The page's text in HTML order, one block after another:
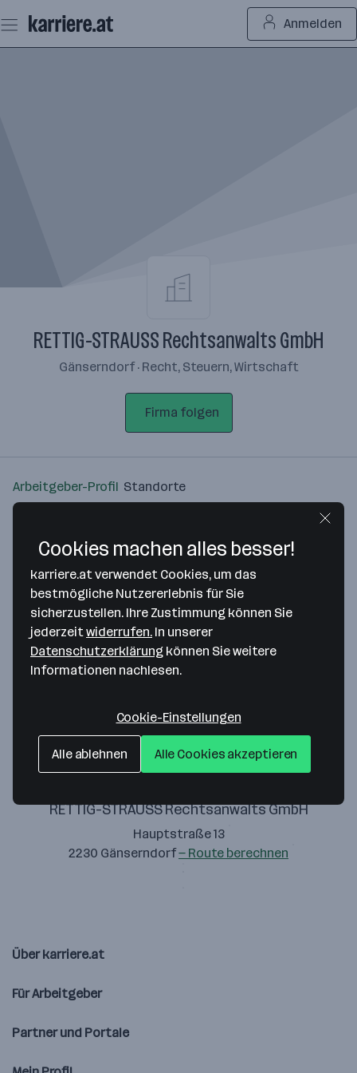
Seiteninhalt
springen
Anmelden
RETTIG-STRAUSS Rechtsanwalts GmbH
Gänserndorf · Recht, Steuern, Wirtschaft
Firma folgen
Arbeitgeber-Profil Standorte
Bitte stimme unseren Cookie-
Richtlinien zu, um diese Karte
anzuzeigen.
RETTIG-STRAUSS Rechtsanwalts GmbH
Hauptstraße 13
2230 Gänserndorf— Route berechnen
Über karriere.at
Für Arbeitgeber
Partner und Portale
Cookies machen alles besser!
karriere.at verwendet Cookies, um das
bestmögliche Nutzererlebnis für Sie
sicherzustellen. Ihre Zustimmung können Sie
jederzeitwiderrufen. In unserer
Datenschutzerklärung können Sie weitere
Informationen nachlesen.
Cookie-Einstellungen
Alle ablehnen Alle Cookies akzeptieren